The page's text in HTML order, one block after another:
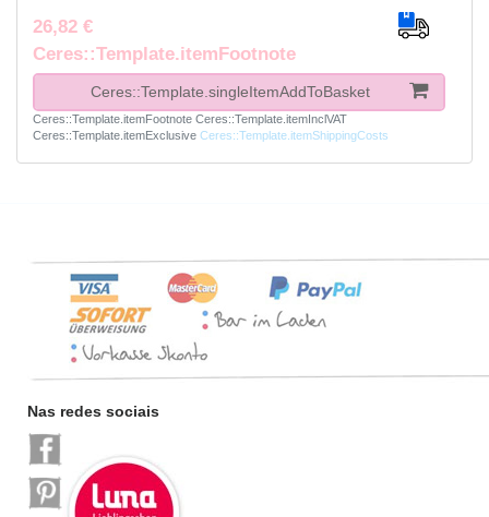
26,82 €
Ceres::Template.itemFootnote
Ceres::Template.singleItemAddToBasket
Ceres::Template.itemFootnote Ceres::Template.itemInclVAT
Ceres::Template.itemExclusive Ceres::Template.itemShippingCosts
Nas redes sociais